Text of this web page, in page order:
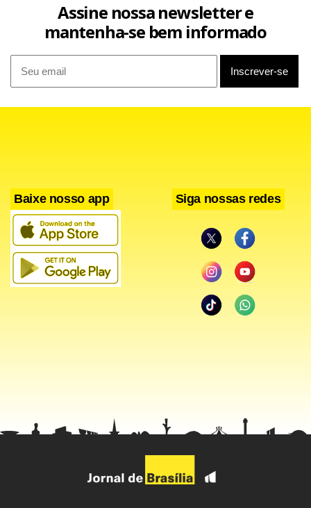
Assine nossa newsletter e
mantenha-se bem informado
Baixe nosso app Siga nossas redes